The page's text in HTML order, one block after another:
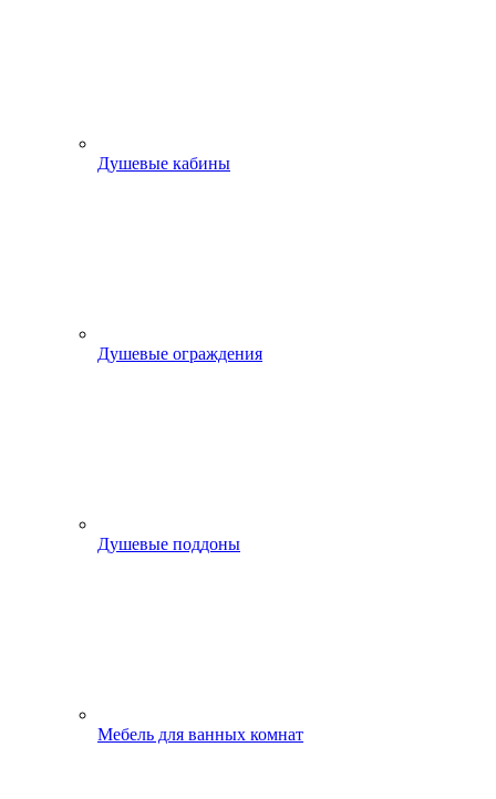
Душевые кабины
Душевые ограждения
Душевые поддоны
Мебель для ванных комнат